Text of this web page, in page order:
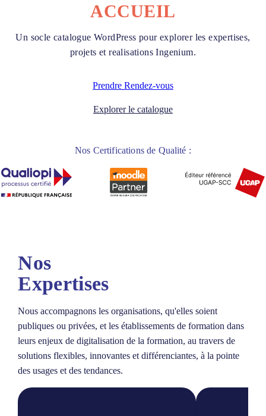
ACCUEIL
Un socle catalogue WordPress pour explorer les expertises,
projets et realisations Ingenium.
Prendre Rendez-vous
Explorer le catalogue
Nos Certifications de Qualité :
Nos
Expertises
Nous accompagnons les organisations, qu'elles soient
publiques ou privées, et les établissements de formation dans
leurs enjeux de digitalisation de la formation, au travers de
solutions flexibles, innovantes et différenciantes, à la pointe
des usages et des tendances.